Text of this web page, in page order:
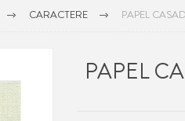
CARACTERE PAPEL
PAPEL